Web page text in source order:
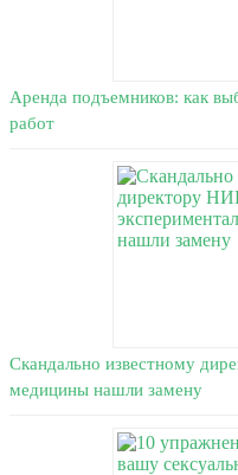
Аренда подъемников: как
работ
Скандально известному
медицины нашли замену